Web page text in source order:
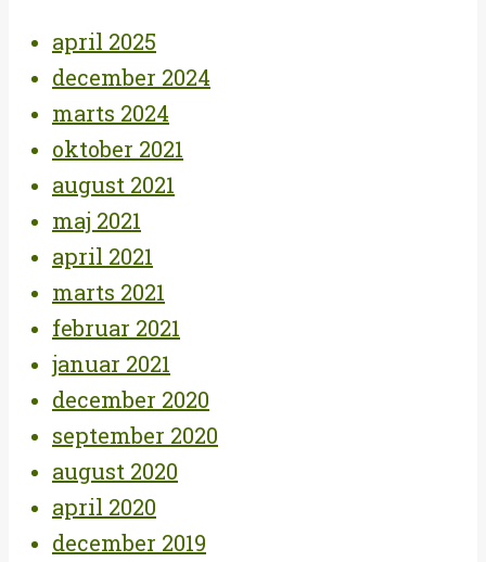
april 2025
december 2024
marts 2024
oktober 2021
august 2021
maj 2021
april 2021
marts 2021
februar 2021
januar 2021
december 2020
september 2020
august 2020
april 2020
december 2019